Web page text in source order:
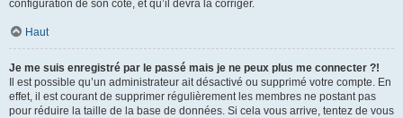
configuration de son côté, et qu’il devra la corriger.
Haut
Je me suis enregistré par le passé mais je ne peux plus me connecter ?!
Il est possible qu’un administrateur ait désactivé ou supprimé votre compte. En
effet, il est courant de supprimer régulièrement les membres ne postant pas
pour réduire la taille de la base de données. Si cela vous arrive, tentez de vous